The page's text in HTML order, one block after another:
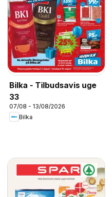
Bilka - Tilbudsavis uge
33
07/08 - 13/08/2026
Bilka